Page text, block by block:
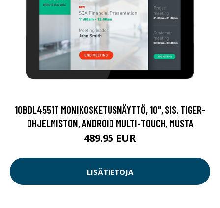
10BDL4551T MONIKOSKETUSNÄYTTÖ, 10", SIS. TIGER-
OHJELMISTON, ANDROID MULTI-TOUCH, MUSTA
489.95 EUR
LISÄTIETOJA